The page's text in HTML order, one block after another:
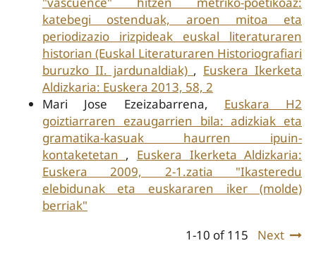
katebegi ostenduak, aroen mitoa eta
periodizazio irizpideak euskal literaturaren
historian (Euskal Literaturaren Historiografiari
buruzko II. jardunaldiak) , Euskera Ikerketa
Aldizkaria: Euskera 2013, 58, 2
Mari Jose Ezeizabarrena, Euskara H2
goiztiarraren ezaugarrien bila: adizkiak eta
gramatika-kasuak haurren ipuin-
kontaketetan , Euskera Ikerketa Aldizkaria:
Euskera 2009, 2-1.zatia "Ikasteredu
elebidunak eta euskararen iker (molde)
berriak"
1-10 of 115
Next